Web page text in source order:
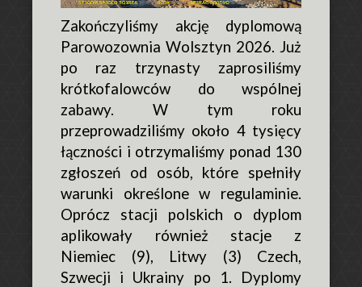
Zakończyliśmy akcję dyplomową
Parowozownia Wolsztyn 2026. Już
po raz trzynasty zaprosiliśmy
krótkofalowców do wspólnej
zabawy. W tym roku
przeprowadziliśmy około 4 tysięcy
łączności i otrzymaliśmy ponad 130
zgłoszeń od osób, które spełniły
warunki określone w regulaminie.
Oprócz stacji polskich o dyplom
aplikowały również stacje z
Niemiec (9), Litwy (3) Czech,
Szwecji i Ukrainy po 1. Dyplomy